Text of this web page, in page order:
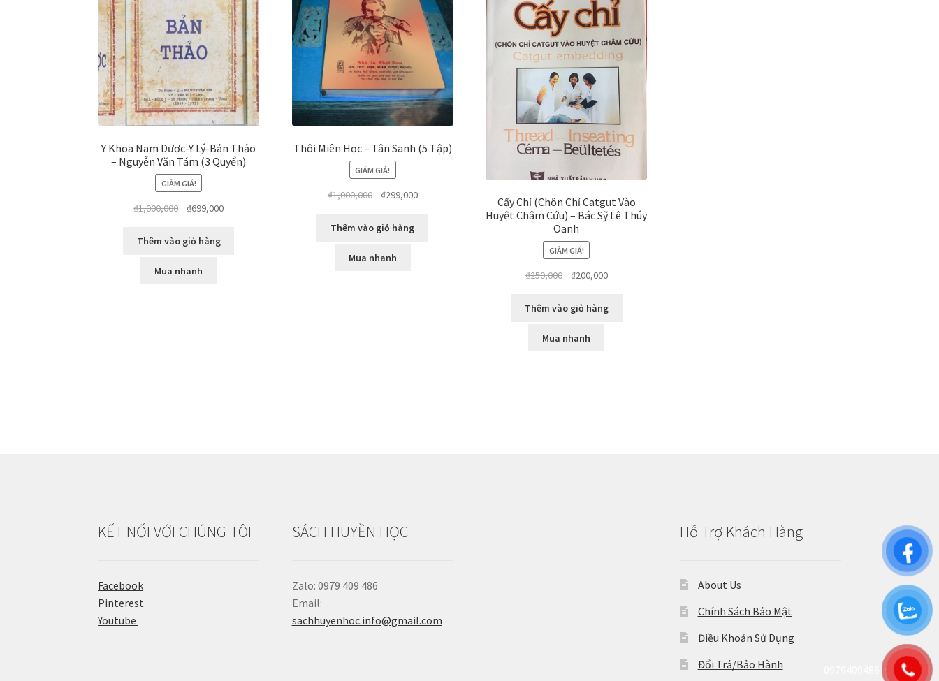
Y Khoa Nam Dược-Y Lý-Bản Thảo
– Nguyễn Văn Tám (3 Quyển)
GIẢM GIÁ!
₫1,000,000
Giá
là:
₫699,000Giá
Thêm vào giỏ hàng
Mua nhanh
Thôi Miên Học – Tân Sanh (5 Tập)
GIẢM GIÁ!
₫1,000,000
Giá
là:
₫299,000Giá
Thêm vào giỏ hàng
Mua nhanh
Cấy Chỉ (Chôn Chỉ Catgut Vào
Huyệt Châm Cứu) – Bác Sỹ Lê Thúy
Oanh
GIẢM GIÁ!
₫250,000
Giá
là:
₫200,000Giá
tại
Thêm vào giỏ hàng
Mua nhanh
KẾT NỐI VỚI CHÚNG TÔI
Facebook
Pinterest
Youtube
SÁCH HUYỀN HỌC
Zalo: 0979 409 486
Email:
sachhuyenhoc.info@gmail.com
Hỗ Trợ Khách Hàng
About Us
Chính Sách Bảo Mật
Điều Khoản Sử Dụng
Đổi Trả/Bảo Hành